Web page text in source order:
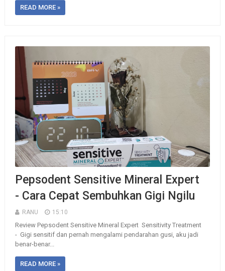
READ MORE »
Pepsodent Sensitive Mineral Expert
- Cara Cepat Sembuhkan Gigi Ngilu
RANU 15:10
Review Pepsodent Sensitive Mineral Expert Sensitivity Treatment
- Gigi sensitif dan pernah mengalami pendarahan gusi, aku jadi
benar-benar...
READ MORE »